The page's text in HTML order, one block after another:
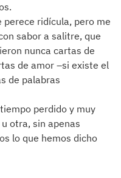
ridícula, pero me
sabor a salitre, que
nunca cartas de
de amor –si existe el
de palabras
perdido y muy
otra, sin apenas
lo que hemos dicho